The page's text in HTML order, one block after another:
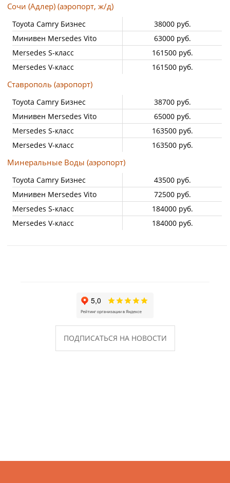
Сочи (Адлер) (аэропорт, ж/д)
Toyota Camry Бизнес
38000 руб.
Минивен Mersedes Vito
63000 руб.
Mersedes S-класс
161500 руб.
Mersedes V-класс
161500 руб.
Ставрополь (аэропорт)
Toyota Camry Бизнес
38700 руб.
Минивен Mersedes Vito
65000 руб.
Mersedes S-класс
163500 руб.
Mersedes V-класс
163500 руб.
Минеральные Воды (аэропорт)
Toyota Camry Бизнес
43500 руб.
Минивен Mersedes Vito
72500 руб.
Mersedes S-класс
184000 руб.
Mersedes V-класс
184000 руб.
ПОДПИСАТЬСЯ НА НОВОСТИ